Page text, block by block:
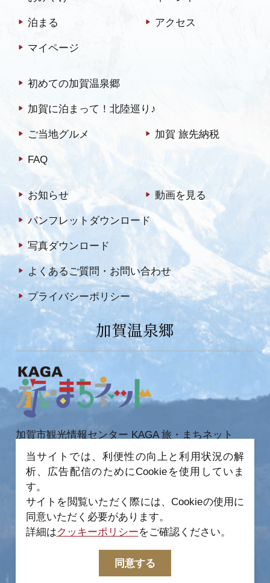
泊まる アクセス
マイページ
初めての加賀温泉郷
加賀に泊まって！北陸巡り♪
ご当地グルメ 加賀 旅先納税
FAQ
お知らせ 動画を見る
パンフレットダウンロード
写真ダウンロード
よくあるご質問・お問い合わせ
プライバシーポリシー
加賀温泉郷
加賀市観光情報センター KAGA 旅・まちネット
〒922-0423
石川県加賀市作見町ヲ6-2 JR 加賀温泉駅内
TEL 0761-72-6678
© 2022-2026 加賀市観光情報センター All Rights
Reserved.
当サイトでは、利便性の向上と利用状況の解
析、広告配信のためにCookieを使用していま
す。
サイトを閲覧いただく際には、Cookieの使用に
同意いただく必要があります。
詳細はクッキーポリシーをご確認ください。
同意する